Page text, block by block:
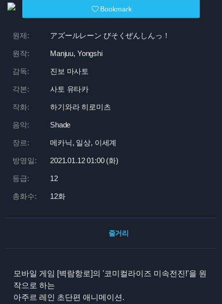
Bookmark
원제: アズールレーン びそくぜんしんっ！
원작: Manjuu, Yongshi
감독: 진보 마사토
각본: 사토 유타카
작화: 하기와라 히로미츠
음악: Shade
장르: 메카닉, 일상, 이세계
방영일: 2021.01.12 01:00 (화)
등급: 12
총화수: 12화
줄거리
모바일 게임 [벽람항로]의 '코미컬라이즈 미속전진!'을 원
작으로 하는
아주르 레인 초단편 애니메이션.